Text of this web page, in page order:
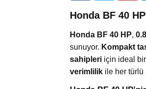
Honda BF 40
Honda BF 40 HP,
sunuyor. Kompakt
sahipleri için ideal
verimlilik ile her türlü